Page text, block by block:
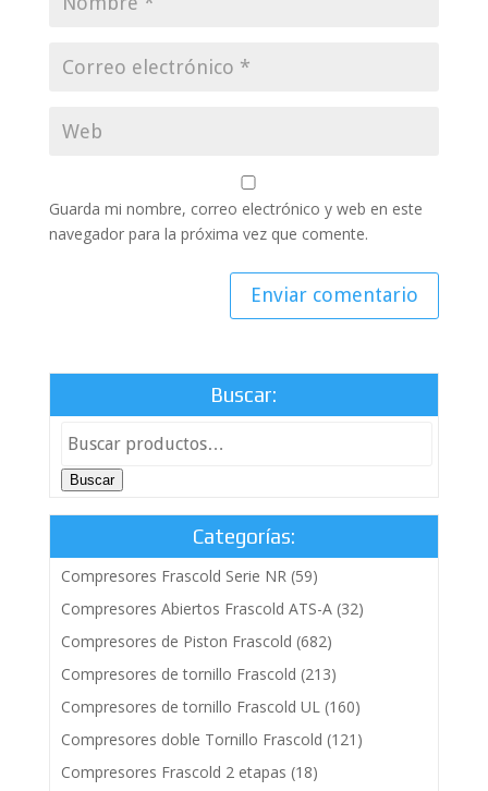
Guarda mi nombre, correo electrónico y web en este
navegador para la próxima vez que comente.
Buscar:
Buscar
Categorías:
Compresores Frascold Serie NR (59)
Compresores Abiertos Frascold ATS-A (32)
Compresores de Piston Frascold (682)
Compresores de tornillo Frascold (213)
Compresores de tornillo Frascold UL (160)
Compresores doble Tornillo Frascold (121)
Compresores Frascold 2 etapas (18)